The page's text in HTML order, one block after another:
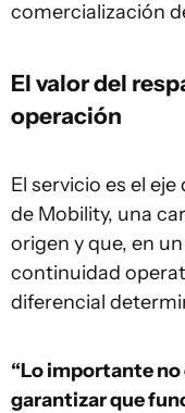
comercialización
El valor del
operación
El servicio es el
de Mobility, una
origen y que, en
continuidad
diferencial
“Lo importante no
garantizar que